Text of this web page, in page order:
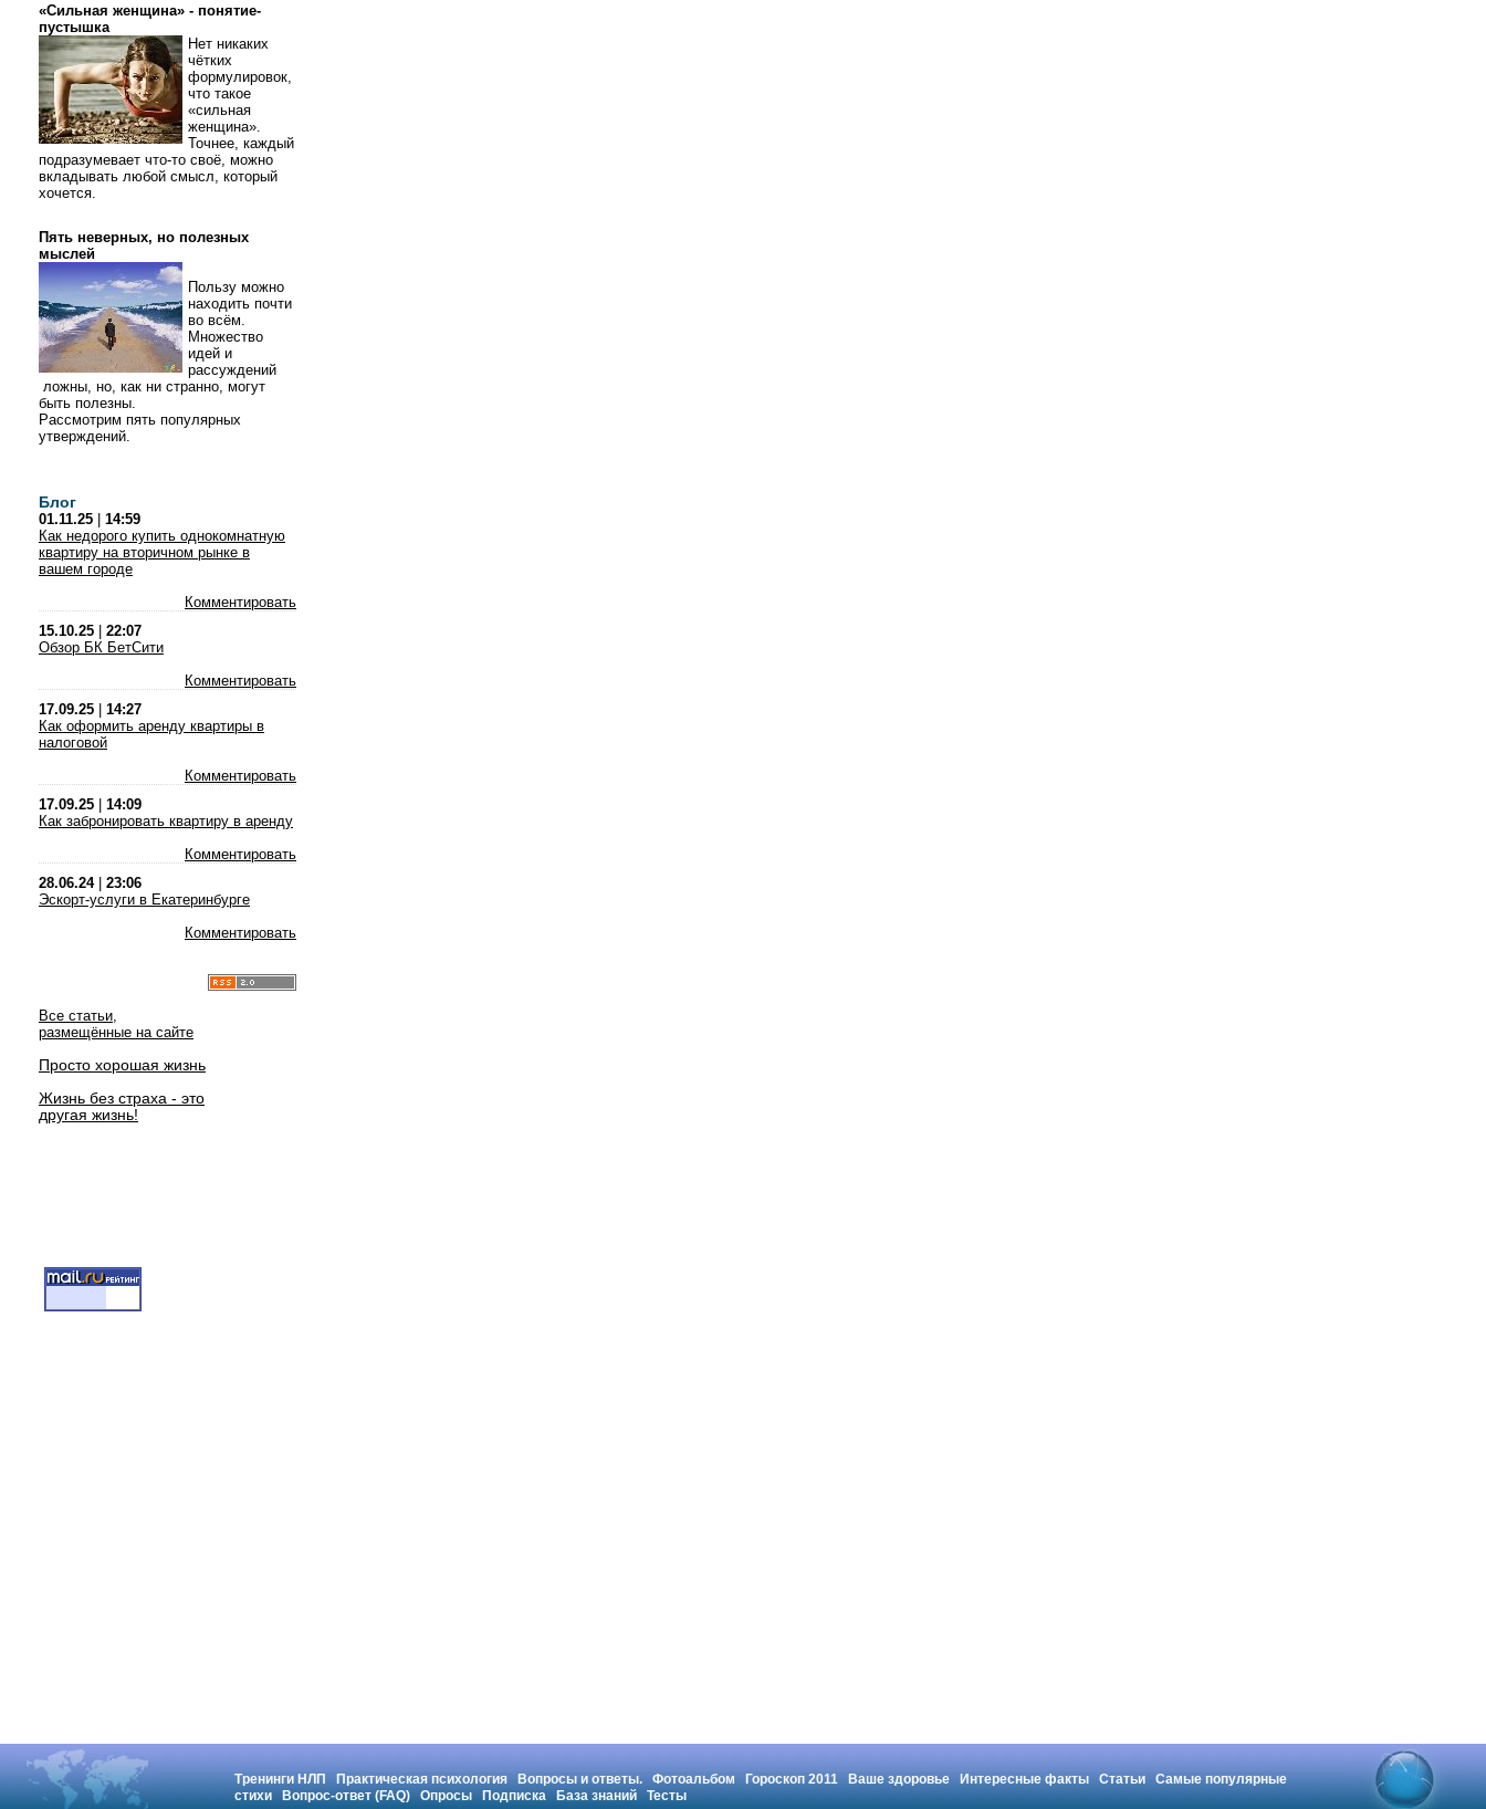
«Сильная женщина» - понятие-
пустышка
Нет никаких
чётких
формулировок,
что такое
«сильная
женщина».
Точнее, каждый
подразумевает что-то своё, можно
вкладывать любой смысл, который
хочется.
Пять неверных, но полезных
мыслей
Пользу можно
находить почти
во всём.
Множество
идей и
рассуждений
ложны, но, как ни странно, могут
быть полезны.
Рассмотрим пять популярных
утверждений.
Блог
01.11.25
14:59
Как недорого купить однокомнатную
квартиру на вторичном рынке в
вашем городе
Комментировать
15.10.25
22:07
Обзор БК БетСити
Комментировать
17.09.25
14:27
Как оформить аренду квартиры в
налоговой
Комментировать
17.09.25
14:09
Как забронировать квартиру в аренду
Комментировать
28.06.24| 23:06
Эскорт-услуги в Екатеринбурге
Комментировать
Все статьи,
размещённые на сайте
Просто хорошая жизнь
Жизнь без страха - это
другая жизнь!
Тренинги НЛП Практическая психология Вопросы и ответы. Фотоальбом Гороскоп 2011 Ваше здоровье Интересные факты Статьи
Самые популярные
стихи
Вопрос-ответ (FAQ) Опросы Подписка База знаний Тесты